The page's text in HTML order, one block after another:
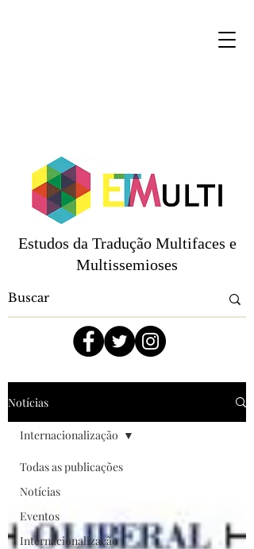
Estudos da Tradução Multifaces e
Multissemioses
Notícias
Todas as publicações
Notícias
Eventos
Internacionalização
Internacionalização